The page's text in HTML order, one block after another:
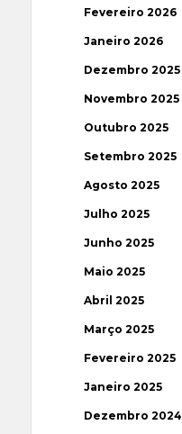
Fevereiro 2026
Janeiro 2026
Dezembro 2025
Novembro 2025
Outubro 2025
Setembro 2025
Agosto 2025
Julho 2025
Junho 2025
Maio 2025
Abril 2025
Março 2025
Fevereiro 2025
Janeiro 2025
Dezembro 2024